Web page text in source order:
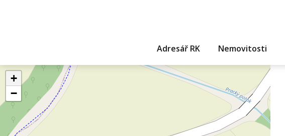
Adresář RK Nemovitosti
+
−